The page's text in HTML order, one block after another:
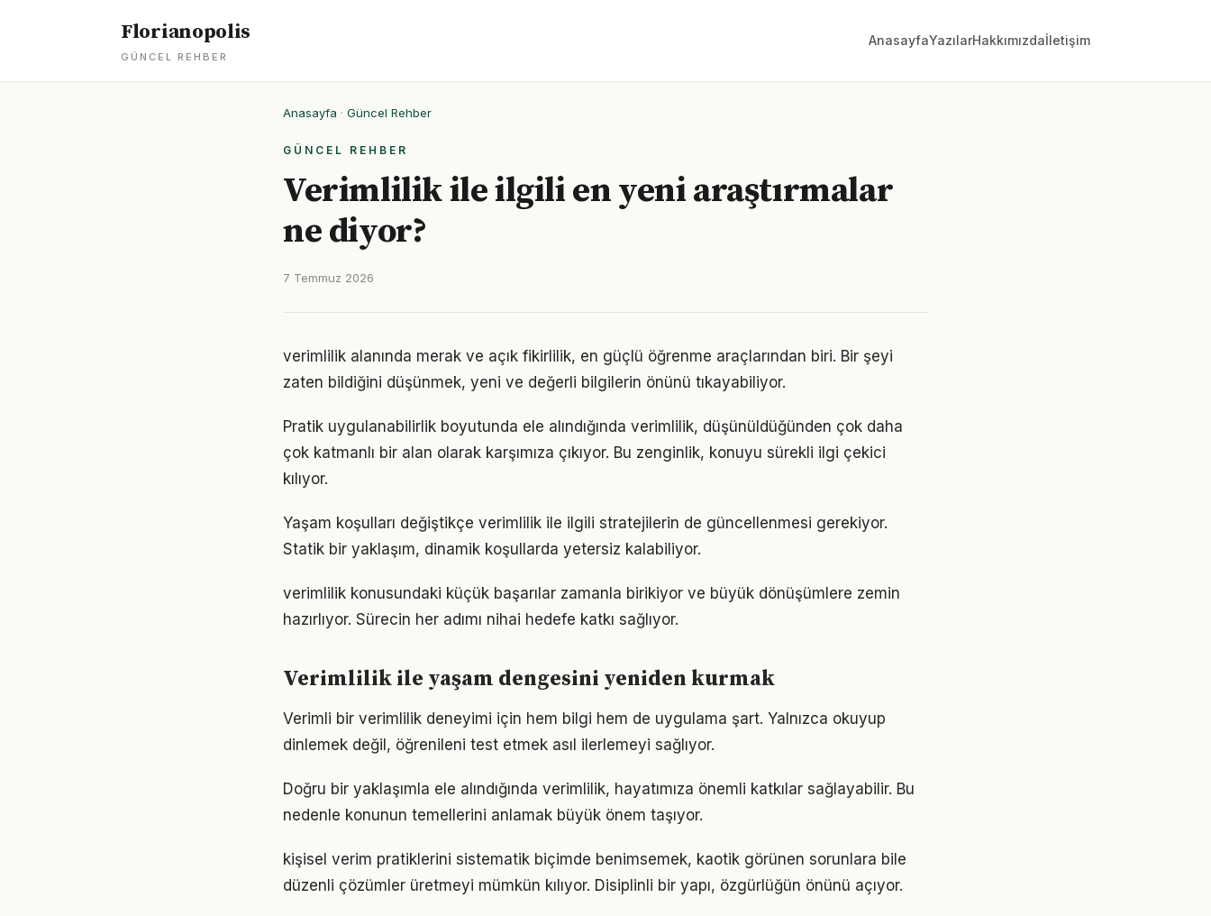
Florianopolis
GÜNCEL REHBER
AnasayfaYazılarHakkımızdaİletişim
Anasayfa · Güncel Rehber
GÜNCEL REHBER
Verimlilik ile ilgili en yeni araştırmalar
ne diyor?
7 Temmuz 2026
verimlilik alanında merak ve açık fikirlilik, en güçlü öğrenme araçlarından biri. Bir şeyi
zaten bildiğini düşünmek, yeni ve değerli bilgilerin önünü tıkayabiliyor.
Pratik uygulanabilirlik boyutunda ele alındığında verimlilik, düşünüldüğünden çok daha
çok katmanlı bir alan olarak karşımıza çıkıyor. Bu zenginlik, konuyu sürekli ilgi çekici
kılıyor.
Yaşam koşulları değiştikçe verimlilik ile ilgili stratejilerin de güncellenmesi gerekiyor.
Statik bir yaklaşım, dinamik koşullarda yetersiz kalabiliyor.
verimlilik konusundaki küçük başarılar zamanla birikiyor ve büyük dönüşümlere zemin
hazırlıyor. Sürecin her adımı nihai hedefe katkı sağlıyor.
Verimlilik ile yaşam dengesini yeniden kurmak
Verimli bir verimlilik deneyimi için hem bilgi hem de uygulama şart. Yalnızca okuyup
dinlemek değil, öğrenileni test etmek asıl ilerlemeyi sağlıyor.
Doğru bir yaklaşımla ele alındığında verimlilik, hayatımıza önemli katkılar sağlayabilir. Bu
nedenle konunun temellerini anlamak büyük önem taşıyor.
kişisel verim pratiklerini sistematik biçimde benimsemek, kaotik görünen sorunlara bile
düzenli çözümler üretmeyi mümkün kılıyor. Disiplinli bir yapı, özgürlüğün önünü açıyor.